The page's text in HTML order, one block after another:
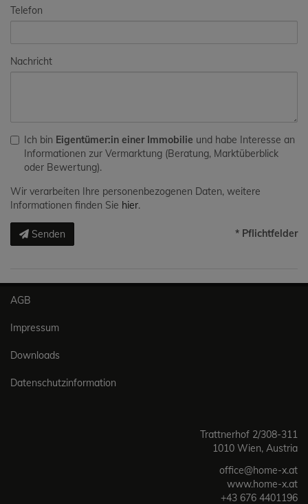
Telefon
Nachricht
Ich bin Eigentümer:in einer Immobilie und habe Interesse an
Informationen zur Vermarktung (Beratung, Marktüberblick
oder Bewertung).
Wir verarbeiten Ihre personenbezogenen Daten, weitere
Informationen finden Sie hier.
Senden * Pflichtfelder
AGB
Impressum
Downloads
Datenschutzinformation
Trattnerhof 2/308-311
1010 Wien, Austria
office@home-x.at
www.home-x.at
+43 676 4401196